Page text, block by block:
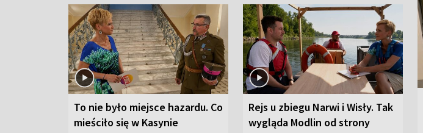
To nie było miejsce hazardu. Co
mieściło się w Kasynie
Rejs u zbiegu Narwi i Wisły. Tak
wygląda Modlin od strony